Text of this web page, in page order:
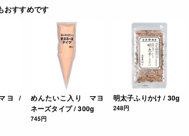
おすすめです
ヨ /
めんたいこ入り マヨ
ネーズタイプ / 300g
745円
明太子ふりかけ / 30g
248円